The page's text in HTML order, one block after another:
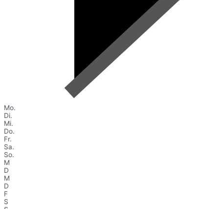
Mo.
Di.
Mi.
Do.
Fr.
Sa.
So.
M
D
M
D
F
S